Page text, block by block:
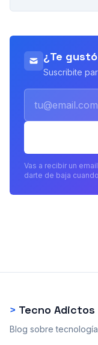
¿Te
Suscribite
Vas a recibir un
darte de baja
> Tecno Adictos
Blog sobre